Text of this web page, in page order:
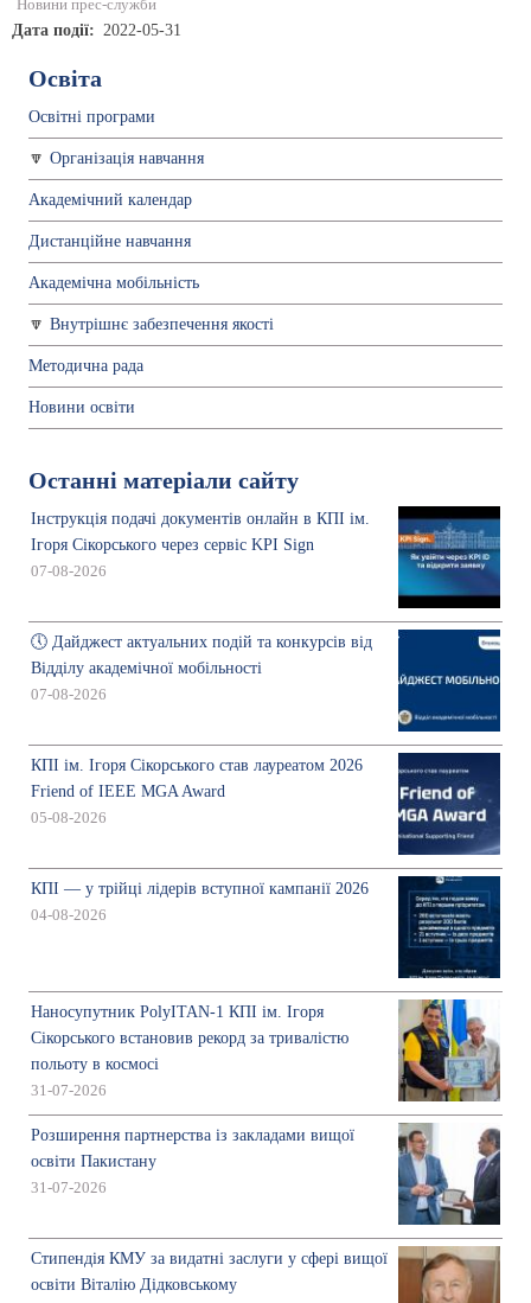
Новини прес-служби
Дата події 2022-05-31
Освіта
Освітні програми
Організація навчання
Академічний календар
Дистанційне навчання
Академічна мобільність
Внутрішнє забезпечення якості
Методична рада
Новини освіти
Останні матеріали сайту
Інструкція подачі документів онлайн в КПІ ім.
Ігоря Сікорського через сервіс KPI Sign
07-08-2026
🕔 Дайджест актуальних подій та конкурсів від
Відділу академічної мобільності
07-08-2026
КПІ ім. Ігоря Сікорського став лауреатом 2026
Friend of IEEE MGA Award
05-08-2026
КПІ — у трійці лідерів вступної кампанії 2026
04-08-2026
Наносупутник PolyITAN-1 КПІ ім. Ігоря
Сікорського встановив рекорд за тривалістю
польоту в космосі
31-07-2026
Розширення партнерства із закладами вищої
освіти Пакистану
31-07-2026
Стипендія КМУ за видатні заслуги у сфері вищої
освіти Віталію Дідковському